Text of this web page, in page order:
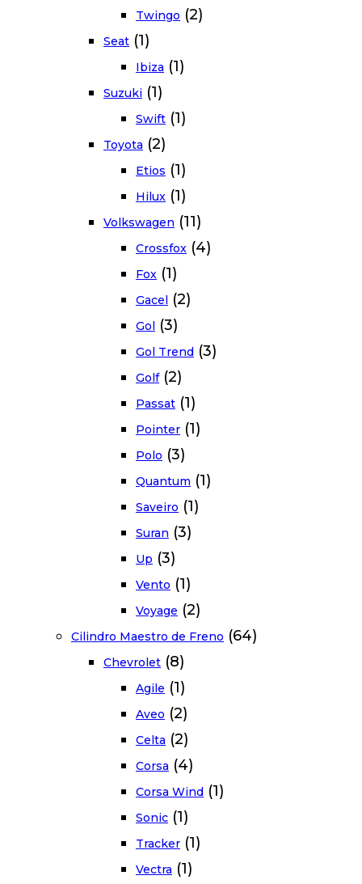
Twingo (2)
Seat (1)
Ibiza (1)
Suzuki (1)
Swift (1)
Toyota (2)
Etios (1)
Hilux (1)
Volkswagen (11)
Crossfox (4)
Fox (1)
Gacel (2)
Gol (3)
Gol Trend (3)
Golf (2)
Passat (1)
Pointer (1)
Polo (3)
Quantum (1)
Saveiro (1)
Suran (3)
Up (3)
Vento (1)
Voyage (2)
Cilindro Maestro de Freno (64)
Chevrolet (8)
Agile (1)
Aveo (2)
Celta (2)
Corsa (4)
Corsa Wind (1)
Sonic (1)
Tracker (1)
Vectra (1)